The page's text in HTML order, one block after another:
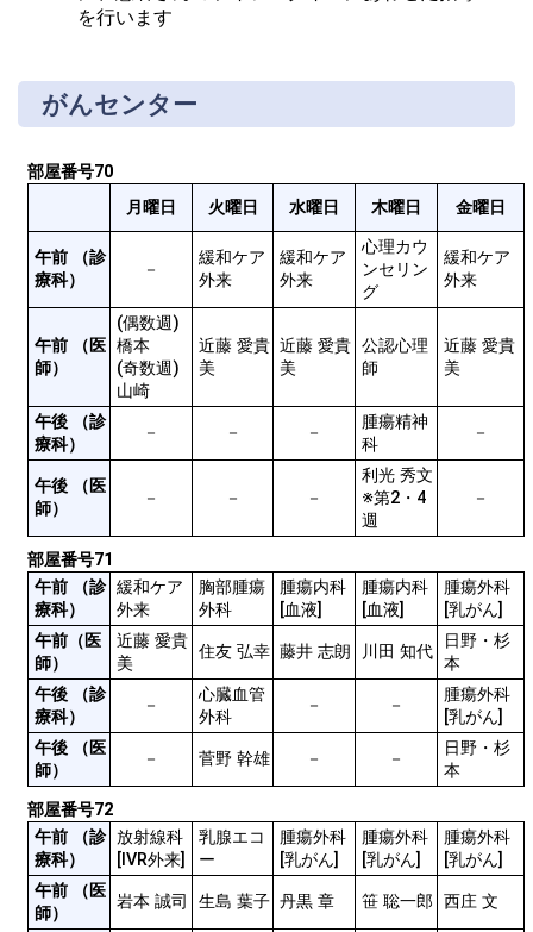
を行います
がんセンター
部屋番号70
月曜日
火曜日 水曜日 木曜日 金曜日
午前 （診
療科）
－
緩和ケア
緩和ケア
外来
心理カウ
ンセリン
グ
緩和ケア
外来
午前 （医
師）
(偶数週)
橋本
(奇数週)
山崎
近藤 愛貴
美
近藤 愛貴
美
公認心理
師
近藤 愛貴
美
午後 （診
療科）
－ － －
腫瘍精神
科
－
午後 （医
師）
－ － －
利光 秀文
※第2・4
週
－
部屋番号71
午前 （診
療科）
緩和ケア
外来
胸部腫瘍
腫瘍内科
[血液]
腫瘍内科
腫瘍外科
[乳がん]
午前（医
師）
近藤 愛貴
美
住友 弘幸 藤井 志朗 川田 知代
日野・杉
午後 （診
療科）
－
心臓血管
外科
－ －
腫瘍外科
[乳がん]
午後 （医
師）
－ 菅野 幹雄 － －
日野・杉
部屋番号72
午前 （診
療科）
放射線科
[IVR外来]
乳腺エコ
ー
腫瘍外科
[乳がん]
腫瘍外科
[乳がん]
腫瘍外科
[乳がん]
午前 （医
師）
岩本 誠司 生島 葉子 丹黒 章 笹 聡一郎 西庄 文